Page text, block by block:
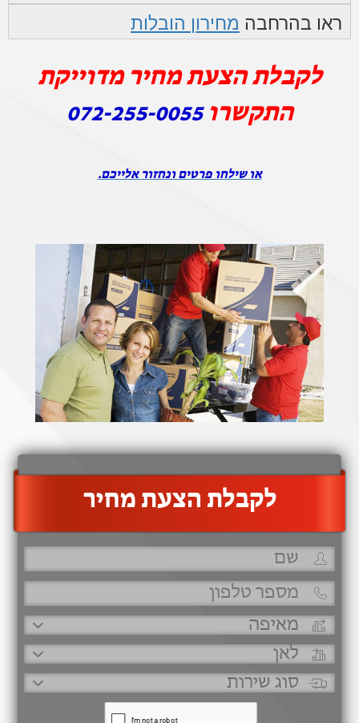
ראו בהרחבה מחירון הובלות
לקבלת הצעת מחיר מדוייקת
התקשרו072-255-0055
או שילחו פרטים ונחזור אלייכם.
‫לקבלת הצעת מחיר